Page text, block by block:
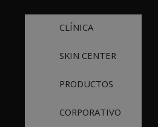
CLÍNICA
SKIN CENTER
PRODUCTOS
CORPORATIVO